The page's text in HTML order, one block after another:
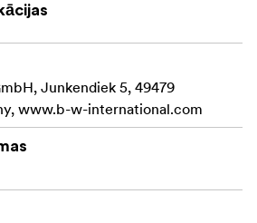
Junkendiek 5, 49479
www.b-w-international.com